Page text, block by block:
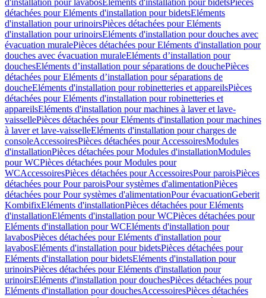
d'installation pour lavabosEléments d'installation pour bidetsPièces
détachées pour Eléments d'installation pour bidetsEléments
d'installation pour urinoirsPièces détachées pour Eléments
d'installation pour urinoirsEléments d'installation pour douches avec
évacuation muralePièces détachées pour Eléments d'installation pour
douches avec évacuation muraleEléments d’installation pour
douchesEléments d’installation pour séparations de douchePièces
détachées pour Eléments d’installation pour séparations de
doucheEléments d'installation pour robinetteries et appareilsPièces
détachées pour Eléments d'installation pour robinetteries et
appareilsEléments d'installation pour machines à laver et lave-
vaissellePièces détachées pour Eléments d'installation pour machines
à laver et lave-vaisselleEléments d'installation pour charges de
consoleAccessoiresPièces détachées pour AccessoiresModules
d'installationPièces détachées pour Modules d'installationModules
pour WCPièces détachées pour Modules pour
WCAccessoiresPièces détachées pour AccessoiresPour paroisPièces
détachées pour Pour paroisPour systèmes d'alimentationPièces
détachées pour Pour systèmes d'alimentationPour évacuationGeberit
KombifixEléments d'installationPièces détachées pour Eléments
d'installationEléments d'installation pour WCPièces détachées pour
Eléments d'installation pour WCEléments d'installation pour
lavabosPièces détachées pour Eléments d'installation pour
lavabosEléments d'installation pour bidetsPièces détachées pour
Eléments d'installation pour bidetsEléments d'installation pour
urinoirsPièces détachées pour Eléments d'installation pour
urinoirsEléments d'installation pour douchesPièces détachées pour
Eléments d'installation pour douchesAccessoiresPièces détachées